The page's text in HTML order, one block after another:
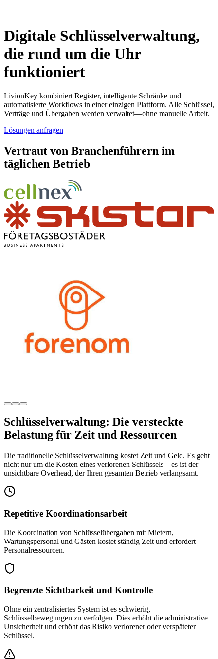
Digitale Schlüsselverwaltung,
die rund um die Uhr
funktioniert
LivionKey kombiniert Register, intelligente Schränke und
automatisierte Workflows in einer einzigen Plattform. Alle Schlüssel,
Verträge und Übergaben werden verwaltet—ohne manuelle Arbeit.
Lösungen anfragen
Vertraut von Branchenführern im
täglichen Betrieb
Schlüsselverwaltung: Die versteckte
Belastung für Zeit und Ressourcen
Die traditionelle Schlüsselverwaltung kostet Zeit und Geld. Es geht
nicht nur um die Kosten eines verlorenen Schlüssels—es ist der
unsichtbare Overhead, der Ihren gesamten Betrieb verlangsamt.
Repetitive Koordinationsarbeit
Die Koordination von Schlüsselübergaben mit Mietern,
Wartungspersonal und Gästen kostet ständig Zeit und erfordert
Personalressourcen.
Begrenzte Sichtbarkeit und Kontrolle
Ohne ein zentralisiertes System ist es schwierig,
Schlüsselbewegungen zu verfolgen. Dies erhöht die administrative
Unsicherheit und erhöht das Risiko verlorener oder verspäteter
Schlüssel.